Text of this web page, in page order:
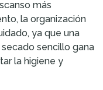
más
la organización
ya que una
sencillo gana
la higiene y